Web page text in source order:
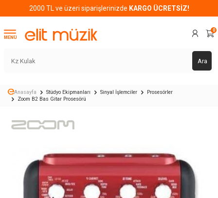
2000 TL ve üzeri siparişlerinizde KARGO ÜCRETSİZ!
MENÜ
Ara
0
Anasayfa Stüdyo Ekipmanları Sinyal İşlemciler
Prosesörler
Zoom B2 Bas Gitar Prosesörü